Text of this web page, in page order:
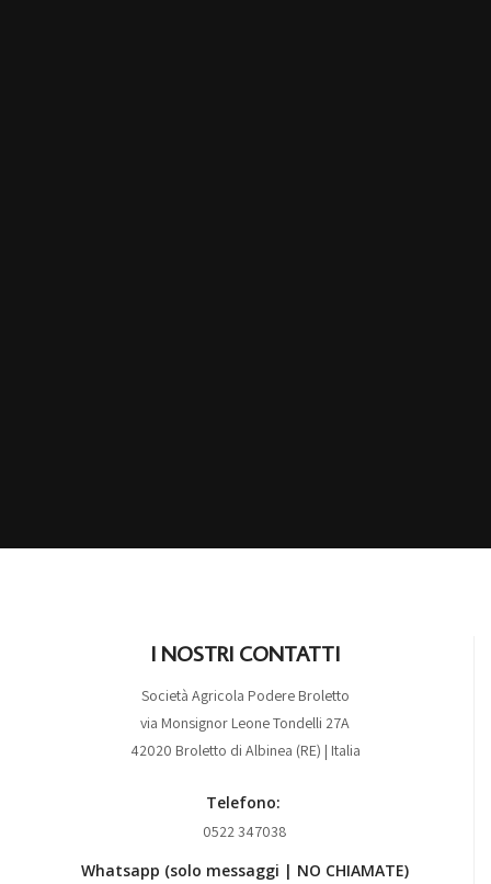
I NOSTRI CONTATTI
Società Agricola Podere Broletto
via Monsignor Leone Tondelli 27A
42020 Broletto di Albinea (RE) | Italia
Telefono:
0522 347038
Whatsapp (solo messaggi | NO CHIAMATE)